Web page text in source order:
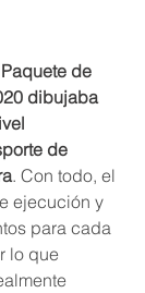
de
dibujaba
de
. Con todo, el
ejecución y
para cada
lo que